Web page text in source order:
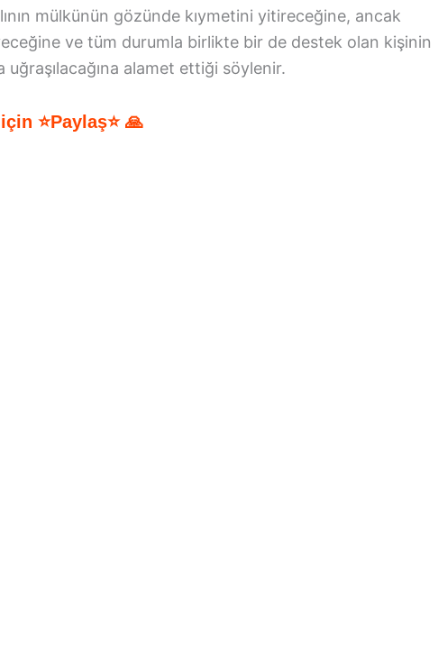
mülkünün gözünde kıymetini yitireceğine, ancak
ve tüm durumla birlikte bir de destek olan kişinin
uğraşılacağına alamet ettiği söylenir.
⭐Paylaş⭐ 🙏